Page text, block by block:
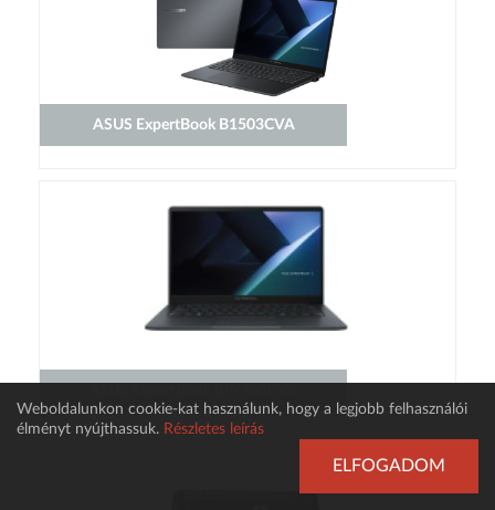
ASUS ExpertBook B1503CVA
Weboldalunkon cookie-kat használunk, hogy a legjobb felhasználói
élményt nyújthassuk. Részletes leírás
ELFOGADOM